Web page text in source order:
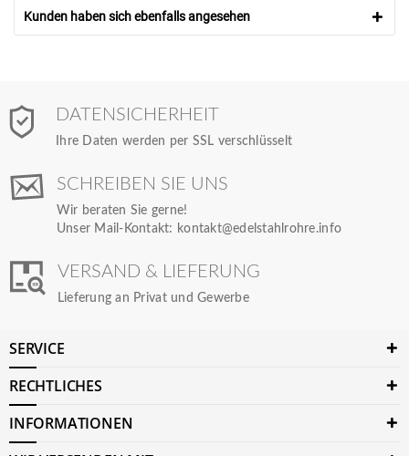
Kunden haben sich ebenfalls angesehen
DATENSICHERHEIT
Ihre Daten werden per SSL verschlüsselt
SCHREIBEN SIE UNS
Wir beraten Sie gerne!
Unser Mail-Kontakt: kontakt@edelstahlrohre.info
VERSAND & LIEFERUNG
Lieferung an Privat und Gewerbe
SERVICE
RECHTLICHES
INFORMATIONEN